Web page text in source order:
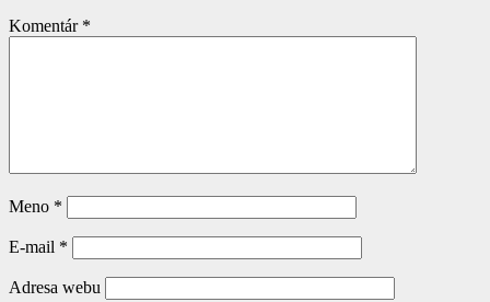
Komentár *
Meno *
E-mail *
Adresa webu